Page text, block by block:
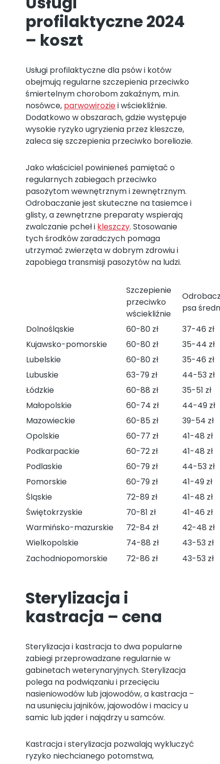
profilaktyczne 2024
– koszt
Usługi profilaktyczne dla psów i kotów
obejmują regularne szczepienia przeciwko
śmiertelnym chorobom zakaźnym, m.in.
nosówce, parwowiroziei wściekliźnie.
Dodatkowo w obszarach, gdzie występuje
wysokie ryzyko ugryzienia przez kleszcze,
zaleca się szczepienia przeciwko boreliozie.
Jako właściciel powinieneś pamiętać o
regularnych zabiegach przeciwko
pasożytom wewnętrznym i zewnętrznym.
Odrobaczanie jest skuteczne na tasiemce i
glisty, a zewnętrzne preparaty wspierają
zwalczanie pcheł i kleszczy. Stosowanie
tych środków zaradczych pomaga
utrzymać zwierzęta w dobrym zdrowiu i
zapobiega transmisji pasożytów na ludzi.
Szczepienie
przeciwko
wściekliźnie
psa
Dolnośląskie
60-80 zł
37-46 zł
Kujawsko-pomorskie
60-80 zł
35-44 zł
Lubelskie
60-80 zł
35-46 zł
Lubuskie
63-79 zł
44-53 zł
Łódzkie
60-88 zł
35-51 zł
Małopolskie
60-74 zł
44-49 zł
Mazowieckie
60-85 zł
39-54 zł
Opolskie
60-77 zł
41-48 zł
Podkarpackie
60-72 zł
41-48 zł
Podlaskie
60-79 zł
44-53 zł
Pomorskie
60-79 zł
41-49 zł
Śląskie
72-89 zł
41-48 zł
Świętokrzyskie
70-81 zł
41-46 zł
Warmińsko-mazurskie
72-84 zł
42-48 zł
Wielkopolskie
74-88 zł
43-53 zł
Zachodniopomorskie
72-86 zł 43-53 zł
Sterylizacja i
kastracja – cena
Sterylizacja i kastracja to dwa popularne
zabiegi przeprowadzane regularnie w
gabinetach weterynaryjnych. Sterylizacja
polega na podwiązaniu i przecięciu
nasieniowodów lub jajowodów, a kastracja –
na usunięciu jajników, jajowodów i macicy u
samic lub jąder i najądrzy u samców.
Kastracja i sterylizacja pozwalają wykluczyć
ryzyko niechcianego potomstwa,